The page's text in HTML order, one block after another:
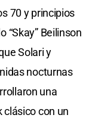
70 y principios
“Skay” Beilinson
Solari y
nocturnas
una
con un